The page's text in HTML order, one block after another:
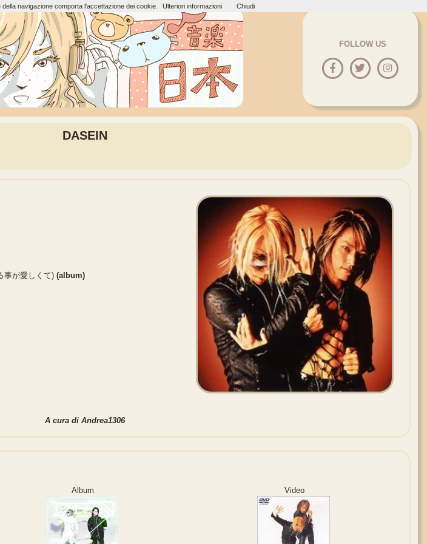
FOLLOW US
DASEIN
事が愛しくて)(album)
A cura diAndrea1306
Album Video
navigazione comporta l'accettazione dei cookie. Ulteriori informazioni Chiudi